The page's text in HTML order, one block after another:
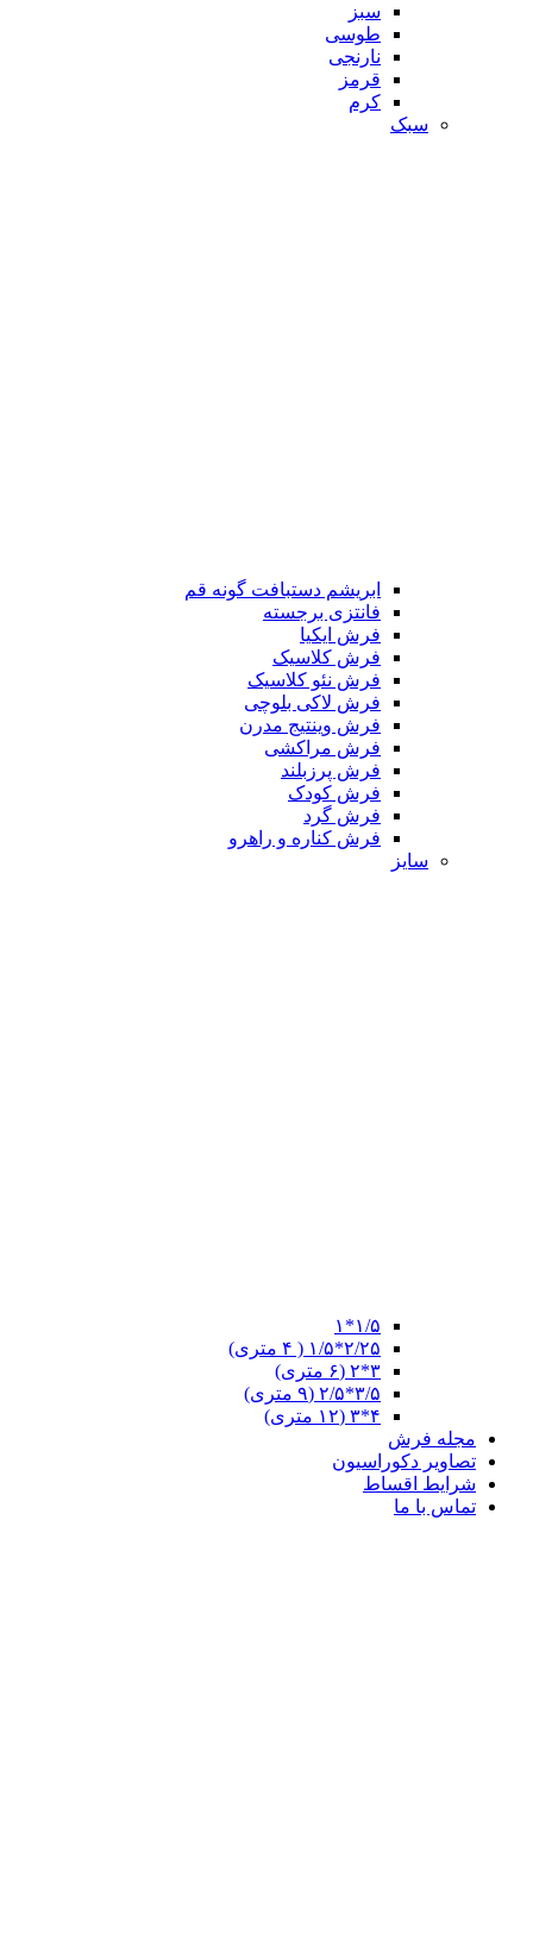
سبز
طوسی
نارنجی
قرمز
کرم
سبک
ابریشم دستبافت گونه قم
فانتزی برجسته
فرش ایکیا
فرش کلاسیک
فرش نئو کلاسیک
فرش لاکی بلوچی
فرش وینتیج مدرن
فرش مراکشی
فرش پرزبلند
فرش کودک
فرش گرد
فرش کناره و راهرو
سایز
۱/۵*۱
۲/۲۵*۱/۵ ( ۴ متری)
۳*۲ (۶ متری)
۳/۵*۲/۵ (۹ متری)
مجله فرش
تصاویر دکوراسیون
شرایط اقساط
تماس با ما